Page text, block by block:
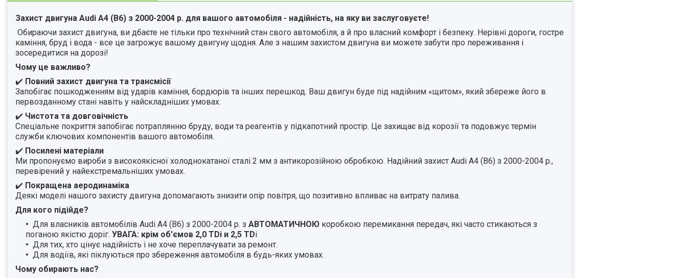
Захист двигуна Audi A4 (B6) з 2000-2004 р. для вашого автомобіля - надійність, на яку ви заслуговуєте!
Обираючи захист двигуна, ви дбаєте не тільки про технічний стан свого автомобіля, а й про власний комфорт і безпеку. Нерівні дороги, гостре
каміння, бруд і вода - все це загрожує вашому двигуну щодня. Але з нашим захистом двигуна ви можете забути про переживання і
зосередитися на дорозі!
Чому це важливо?
✔️ Повний захист двигуна та трансмісії
Запобігає пошкодженням від ударів каміння, бордюрів та інших перешкод. Ваш двигун буде під надійним «щитом», який збереже його в
первозданному стані навіть у найскладніших умовах.
✔️ Чистота та довговічність
Спеціальне покриття запобігає потраплянню бруду, води та реагентів у підкапотний простір. Це захищає від корозії та подовжує термін
служби ключових компонентів вашого автомобіля.
✔️ Посилені матеріали
Ми пропонуємо вироби з високоякісної холоднокатаної сталі 2 мм з антикорозійною обробкою. Надійний захист Audi A4 (B6) з 2000-2004 р.,
перевірений у найекстремальніших умовах.
✔️ Покращена аеродинаміка
Деякі моделі нашого захисту двигуна допомагають знизити опір повітря, що позитивно впливає на витрату палива.
Для кого підійде?
Для власників автомобілів Audi A4 (B6) з 2000-2004 р. з АВТОМАТИЧНОЮ коробкою перемикання передач, які часто стикаються з
поганою якістю доріг. УВАГА: крім об'ємов 2,0 TDi и 2,5 TDi
Для тих, хто цінує надійність і не хоче переплачувати за ремонт.
Для водіїв, які піклуються про збереження автомобіля в будь-яких умовах.
Чому обирають нас?